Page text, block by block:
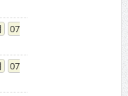
07
07